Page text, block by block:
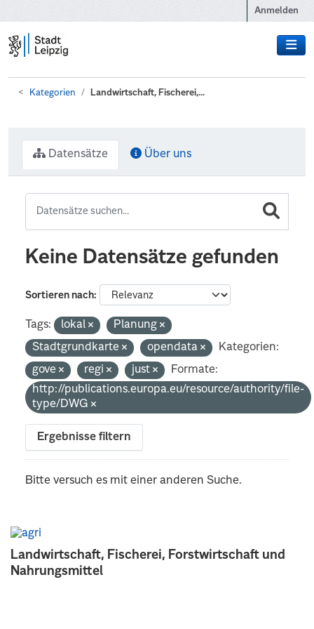
Anmelden
Kategorien Landwirtschaft, Fischerei,...
Landwirtschaft, Fischerei, Forstwirtschaft und
Nahrungsmittel
Datensätze Über uns
Keine Datensätze gefunden
Sortieren nach
Tags: lokal
Planung
Stadtgrundkarte
opendata
Kategorien:
gove
regi just
Formate:
http://publications.europa.eu/resource/authority/file-
type/DWG
Ergebnisse filtern
Bitte versuch es mit einer anderen Suche.